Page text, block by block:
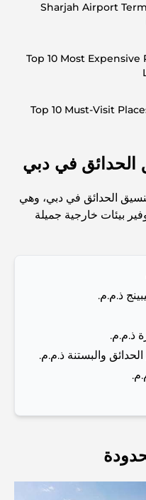
Sharjah Airport
Top 10 Most
Top 10 Must-Visit
Top 7 Busiest Airports
Abu Dhabi vs Dubai:
فصل الصيف: دليلك الأمثل
هدايا مميزة وخالدة
Best Hotels in Business
الحدائق في دبي، وهي
بيئات خارجية جميلة